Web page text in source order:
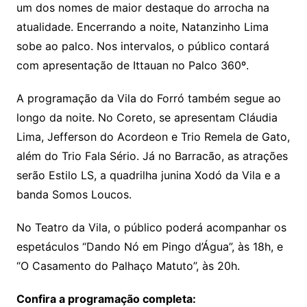
um dos nomes de maior destaque do arrocha na
atualidade. Encerrando a noite, Natanzinho Lima
sobe ao palco. Nos intervalos, o público contará
com apresentação de Ittauan no Palco 360º.
A programação da Vila do Forró também segue ao
longo da noite. No Coreto, se apresentam Cláudia
Lima, Jefferson do Acordeon e Trio Remela de Gato,
além do Trio Fala Sério. Já no Barracão, as atrações
serão Estilo LS, a quadrilha junina Xodó da Vila e a
banda Somos Loucos.
No Teatro da Vila, o público poderá acompanhar os
espetáculos “Dando Nó em Pingo d’Água”, às 18h, e
“O Casamento do Palhaço Matuto”, às 20h.
Confira a programação completa: